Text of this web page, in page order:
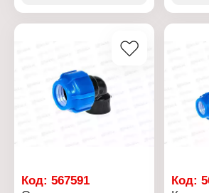
Диаметр присоединения:
Максимальная
температура: 40 С
Номинальное давление:
Тип присоединения:
цанговый/резьбовой
Тип
Тип
Резьба
ВР-НР
Код: 567591
Код: